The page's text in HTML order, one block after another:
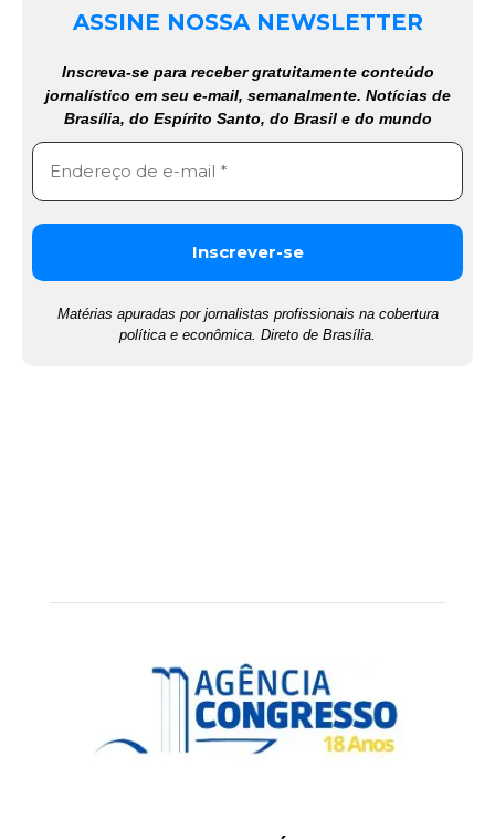
ASSINE NOSSA NEWSLETTER
Inscreva-se para receber gratuitamente conteúdo
jornalístico em seu e-mail, semanalmente. Notícias de
Brasília, do Espírito Santo, do Brasil e do mundo
Matérias apuradas por jornalistas profissionais na cobertura
política e econômica. Direto de Brasília.